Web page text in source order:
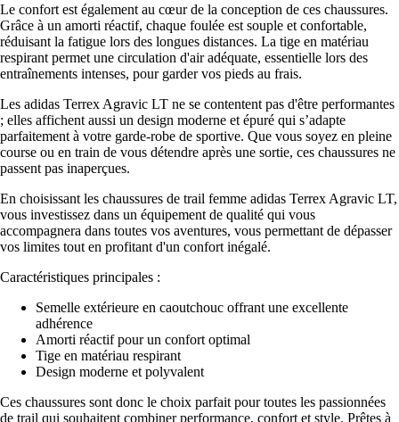
Le confort est également au cœur de la conception de ces chaussures.
Grâce à un amorti réactif, chaque foulée est souple et confortable,
réduisant la fatigue lors des longues distances. La tige en matériau
respirant permet une circulation d'air adéquate, essentielle lors des
entraînements intenses, pour garder vos pieds au frais.
Les adidas Terrex Agravic LT ne se contentent pas d'être performantes
; elles affichent aussi un design moderne et épuré qui s’adapte
parfaitement à votre garde-robe de sportive. Que vous soyez en pleine
course ou en train de vous détendre après une sortie, ces chaussures ne
passent pas inaperçues.
En choisissant les chaussures de trail femme adidas Terrex Agravic LT,
vous investissez dans un équipement de qualité qui vous
accompagnera dans toutes vos aventures, vous permettant de dépasser
vos limites tout en profitant d'un confort inégalé.
Caractéristiques principales :
Semelle extérieure en caoutchouc offrant une excellente
adhérence
Amorti réactif pour un confort optimal
Tige en matériau respirant
Design moderne et polyvalent
Ces chaussures sont donc le choix parfait pour toutes les passionnées
de trail qui souhaitent combiner performance, confort et style. Prêtes à